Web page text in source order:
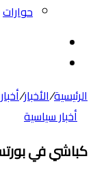
حوارات
الرئيسية/الأخبار/
أخبار سياسية
كباشي في